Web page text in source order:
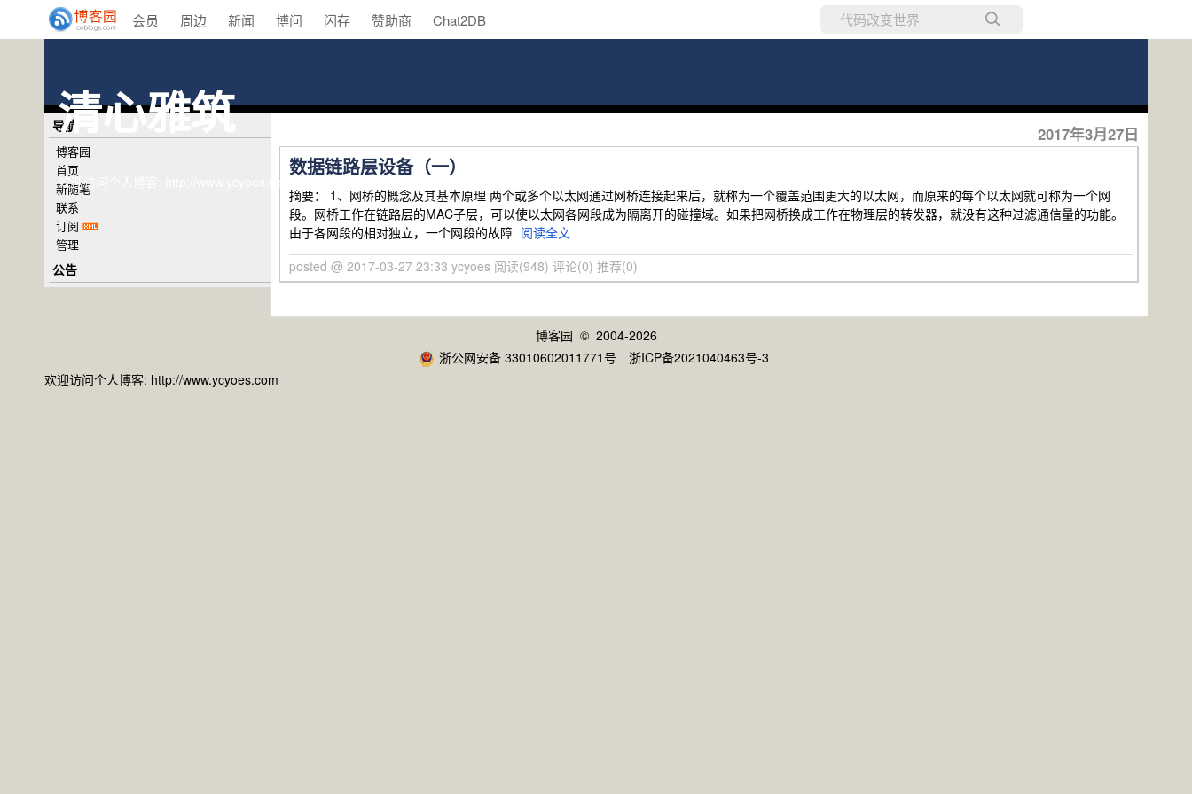
会员 周边 新闻 博问 闪存 赞助商 Chat2DB
清心雅筑
欢迎访问个人博客: http://www.ycyoes.com
2017年3月27日
数据链路层设备（一）
摘要： 1、网桥的概念及其基本原理 两个或多个以太网通过网桥连接起来后，就称为一个覆盖范围更大的以太网，而原来的每个以太网就可称为一个网
段。网桥工作在链路层的MAC子层，可以使以太网各网段成为隔离开的碰撞域。如果把网桥换成工作在物理层的转发器，就没有这种过滤通信量的功能。
由于各网段的相对独立，一个网段的故障 阅读全文
posted @ 2017-03-27 23:33 ycyoes 阅读(948) 评论(0) 推荐(0)
导航
博客园
首页
新随笔
联系
订阅
管理
公告
博客园 © 2004-2026
浙公网安备 33010602011771号
浙ICP备2021040463号-3
欢迎访问个人博客: http://www.ycyoes.com